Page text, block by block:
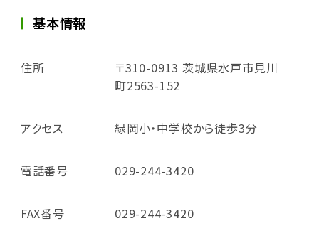
基本情報
住所
〒310-0913 茨城県水戸市見川
町2563-152
アクセス 緑岡小・中学校から徒歩3分
電話番号 029-244-3420
FAX番号 029-244-3420